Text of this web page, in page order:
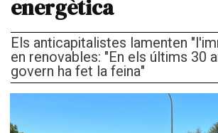
energètica
Els anticapitalistes lamenten
en renovables: "En els últims 30
govern ha fet la feina"